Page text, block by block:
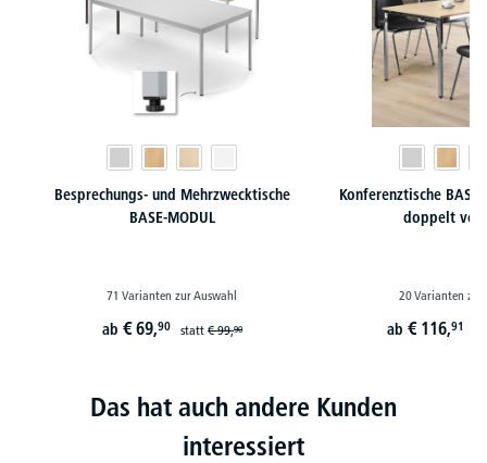
Besprechungs- und Mehrzwecktische
BASE-MODUL
71 Varianten zur Auswahl
ab € 69,90 statt€ 99,90
Konferenztische
doppelt
20 Varianten zur
ab € 116,91
Das hat auch andere Kunden
interessiert